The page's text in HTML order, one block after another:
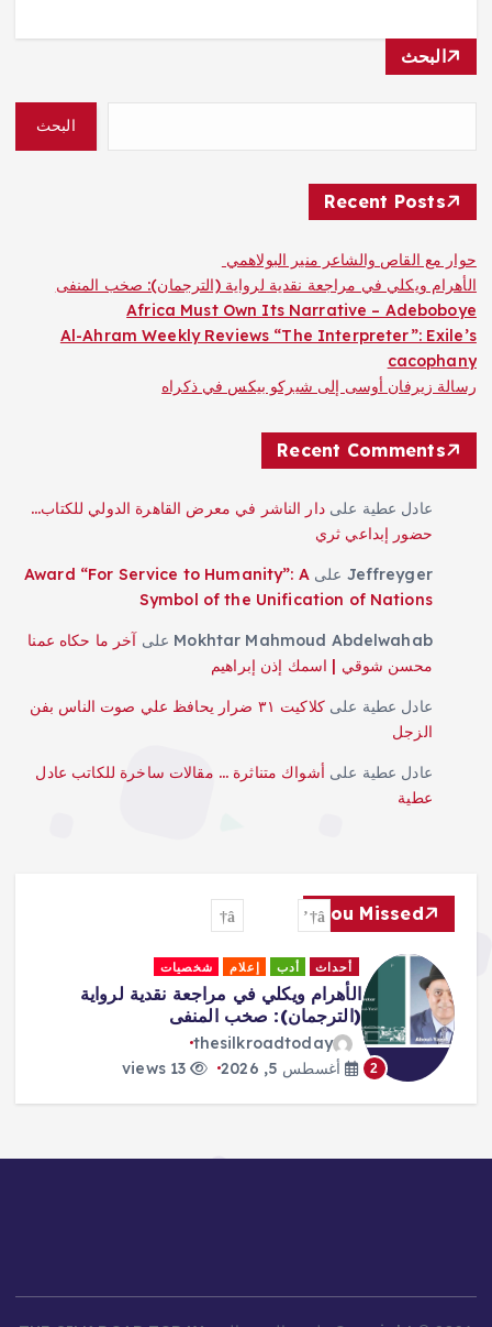
البحث
البحث
Recent Posts
حوار مع القاص والشاعر منير البولاهمي
الأهرام ويكلي في مراجعة نقدية لرواية (الترجمان): صخب المنفى
Africa Must Own Its Narrative – Adeboboye
Al-Ahram Weekly Reviews “The Interpreter”: Exile’s
cacophany
رسالة زيرفان أوسى إلى شيركو بيكس في ذكراه
Recent Comments
عادل عطية علىدار الناشر في معرض القاهرة الدولي للكتاب…
حضور إبداعي ثري
Jeffreyger علىAward “For Service to Humanity”: A
Symbol of the Unification of Nations
Mokhtar Mahmoud Abdelwahab على آخر ما حكاه عمنا
محسن شوقي | اسمك إذن إبراهيم
عادل عطية على
كلاكيت ٣١ ضرار يحافظ علي صوت الناس بفن
الزجل
عادل عطية على أشواك متناثرة … مقالات ساخرة للكاتب عادل
عطية
You Missed
2
أحداث أدب إعلام شخصيات
الأهرام ويكلي في مراجعة نقدية لرواية
(الترجمان): صخب المنفى
thesilkroadtoday
أغسطس 5, 2026
13 views